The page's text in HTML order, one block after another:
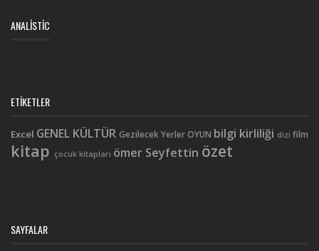
ANALISTIC
ETIKETLER
Excel GENEL KÜLTÜR Gezilecek YerlerOYUN bilgi kirliliği dizi film
kitap çocuk kitapları ömer Seyfettin özet
SAYFALAR